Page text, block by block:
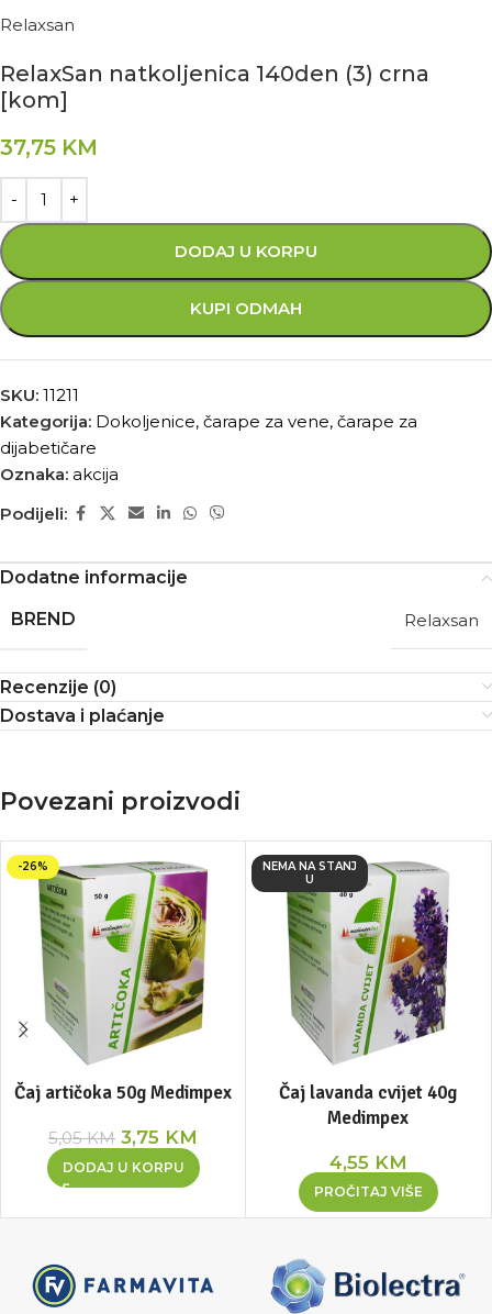
Relaxsan
RelaxSan natkoljenica 140den (3) crna
[kom]
37,75 KM
DODAJ U KORPU
KUPI ODMAH
SKU: 11211
Kategorija: Dokoljenice, čarape za vene, čarape za
dijabetičare
Oznaka: akcija
Podijeli:
Dodatne informacije
BREND
Relaxsan
Recenzije (0)
Dostava i plaćanje
Povezani proizvodi
-26%
Čaj artičoka 50g Medimpex
5,05KM 3,75 KM
DODAJ U KORPU
NEMA NA STANJ
U
Čaj lavanda cvijet 40g
Medimpex
4,55 KM
PROČITAJ VIŠE